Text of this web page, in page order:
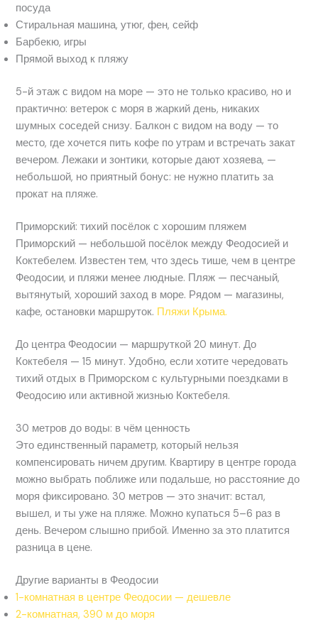
посуда
Стиральная машина, утюг, фен, сейф
Барбекю, игры
Прямой выход к пляжу
5-й этаж с видом на море — это не только красиво, но и
практично: ветерок с моря в жаркий день, никаких
шумных соседей снизу. Балкон с видом на воду — то
место, где хочется пить кофе по утрам и встречать закат
вечером. Лежаки и зонтики, которые дают хозяева, —
небольшой, но приятный бонус: не нужно платить за
прокат на пляже.
Приморский: тихий посёлок с хорошим пляжем
Приморский — небольшой посёлок между Феодосией и
Коктебелем. Известен тем, что здесь тише, чем в центре
Феодосии, и пляжи менее людные. Пляж — песчаный,
вытянутый, хороший заход в море. Рядом — магазины,
кафе, остановки маршруток. Пляжи Крыма.
До центра Феодосии — маршруткой 20 минут. До
Коктебеля — 15 минут. Удобно, если хотите чередовать
тихий отдых в Приморском с культурными поездками в
Феодосию или активной жизнью Коктебеля.
30 метров до воды: в чём ценность
Это единственный параметр, который нельзя
компенсировать ничем другим. Квартиру в центре города
можно выбрать поближе или подальше, но расстояние до
моря фиксировано. 30 метров — это значит: встал,
вышел, и ты уже на пляже. Можно купаться 5–6 раз в
день. Вечером слышно прибой. Именно за это платится
разница в цене.
Другие варианты в Феодосии
1-комнатная в центре Феодосии — дешевле
2-комнатная, 390 м до моря